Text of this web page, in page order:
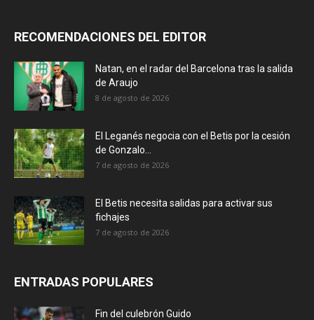
RECOMENDACIONES DEL EDITOR
Natan, en el radar del Barcelona tras la salida
de Araujo
8 de agosto de 2026
El Leganés negocia con el Betis por la cesión
de Gonzalo...
7 de agosto de 2026
El Betis necesita salidas para activar sus
fichajes
7 de agosto de 2026
ENTRADAS POPULARES
Fin del culebrón Guido